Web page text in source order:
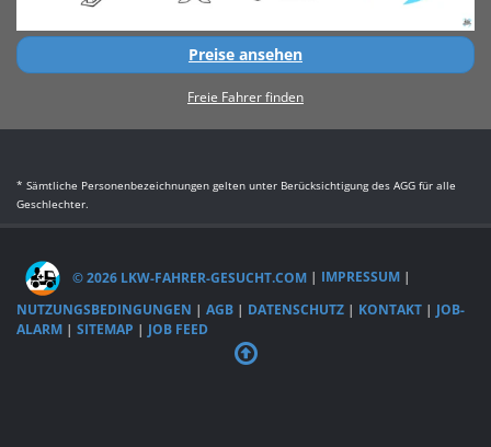
Preise ansehen
Freie Fahrer finden
* Sämtliche Personenbezeichnungen gelten unter Berücksichtigung des AGG für alle
Geschlechter.
© 2026 LKW-FAHRER-GESUCHT.COM | IMPRESSUM |
NUTZUNGSBEDINGUNGEN | AGB | DATENSCHUTZ | KONTAKT | JOB-
ALARM | SITEMAP | JOB FEED